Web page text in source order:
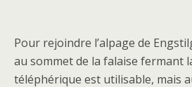
Pour rejoindre l’alpage de
au sommet de la falaise fermant
téléphérique est utilisable, mais